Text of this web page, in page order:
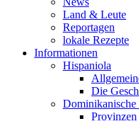
Land & Leute
Reportagen
lokale Rezepte
Informationen
Hispaniola
Die
Provinzen